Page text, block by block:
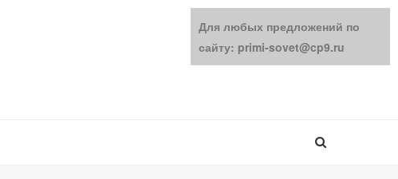
Для любых предложений по
сайту: primi-sovet@cp9.ru